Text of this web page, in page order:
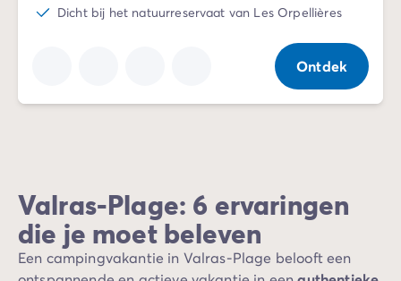
Dicht bij het natuurreservaat van Les Orpellières
Ontdek
Valras-Plage: 6 ervaringen
die je moet beleven
Een campingvakantie in Valras-Plage belooft een